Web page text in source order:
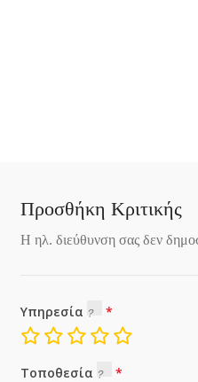
Προσθήκη Κριτικής
Η ηλ. διεύθυνση σας δεν
Υπηρεσία
Τοποθεσία